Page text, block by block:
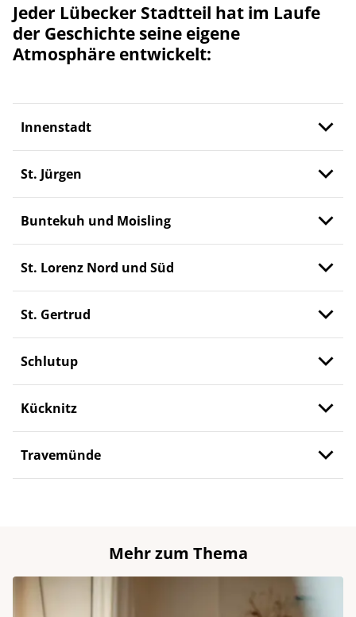
Jeder Lübecker Stadtteil hat im Laufe
der Geschichte seine eigene
Atmosphäre entwickelt:
Innenstadt
St. Jürgen
Buntekuh und Moisling
St. Lorenz Nord und Süd
St. Gertrud
Schlutup
Kücknitz
Travemünde
Mehr zum Thema